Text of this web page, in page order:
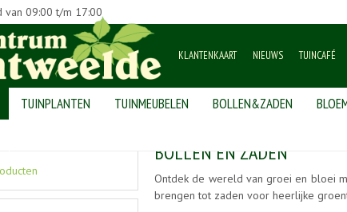
van 09:00 t/m 17:00
KLANTENKAART NIEUWS TUINCAFÉ
TUINPLANTEN TUINMEUBELEN BOLLEN&ZADEN
BOLLEN EN ZADEN
Ontdek de wereld van groei en bloei
brengen tot zaden voor heerlijke